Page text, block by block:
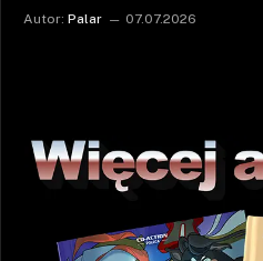
Autor: Palar 07.07.2026